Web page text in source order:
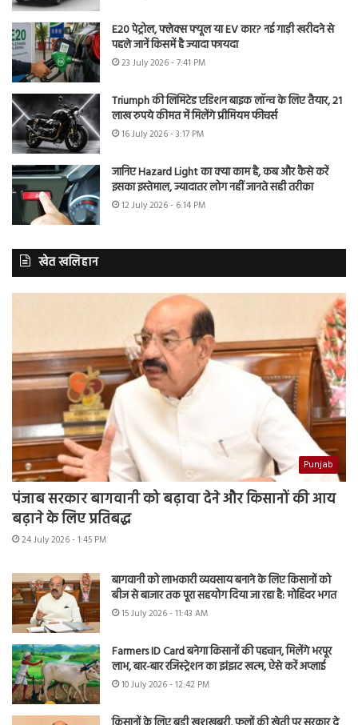
E20 पेट्रोल, फ्लेक्स फ्यूल या EV कार? नई गाड़ी खरीदने से
पहले जानें किसमें है ज्यादा फायदा
23 July 2026 - 7:41 PM
Triumph की लिमिटेड एडिशन बाइक लॉन्च के लिए तैयार, 21
लाख रुपये कीमत में मिलेंगे प्रीमियम फीचर्स
16 July 2026 - 3:17 PM
जानिए Hazard Light का क्या काम है, कब और कैसे करें
इसका इस्तेमाल, ज्यादातर लोग नहीं जानते सही तरीका
12 July 2026 - 6:14 PM
खेत खलिहान
Punjab
पंजाब सरकार बागवानी को बढ़ावा देने और किसानों की आय
बढ़ाने के लिए प्रतिबद्ध
24 July 2026 - 1:45 PM
बागवानी को लाभकारी व्यवसाय बनाने के लिए किसानों को
बीज से बाजार तक पूरा सहयोग दिया जा रहा है: मोहिंदर भगत
15 July 2026 - 11:43 AM
Farmers ID Card बनेगा किसानों की पहचान, मिलेंगे भरपूर
लाभ, बार-बार रजिस्ट्रेशन का झंझट खत्म, ऐसे करें अप्लाई
10 July 2026 - 12:42 PM